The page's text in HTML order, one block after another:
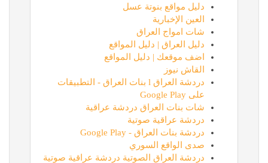
دليل مواقع بنوتة عسل
العين الإخبارية
شات امواج العراق
دليل العراق | دليل المواقع
اضف موقعك | دليل المواقع
القاش نيوز
دردشة العراق l بنات العراق - التطبيقات
على Google Play
شات بنات العراق دردشة عراقية
دردشة عراقية صوتية
دردشة بنات العراق - Google Play
صدى الواقع السوري
دردشة العراق الصوتية دردشة عراقية صوتية